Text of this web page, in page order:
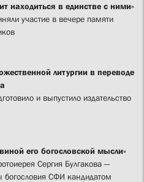
находиться в единстве с ними»
участие в вечере памяти
литургии в переводе
и выпустило издательство
его богословской мысли»
Сергия Булгакова —
СФИ кандидатом